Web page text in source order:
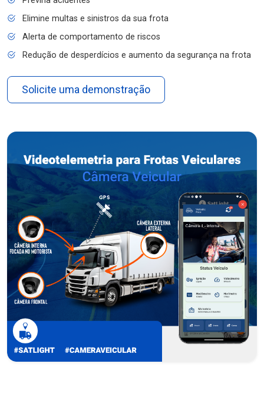
Elimine multas e sinistros da sua frota
Alerta de comportamento de riscos
Redução de desperdícios e aumento da segurança na frota
Solicite uma demonstração